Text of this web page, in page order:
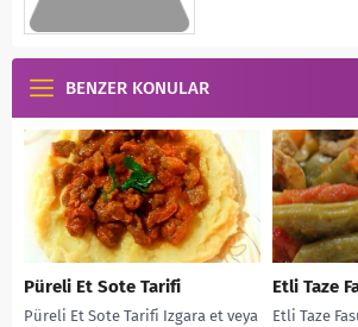
BENZER KONULAR
Püreli Et Sote Tarifi
Püreli Et Sote Tarifi Izgara et veya
Etli Taze
Etli Taze